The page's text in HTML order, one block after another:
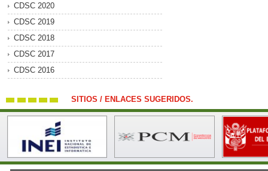
CDSC 2020
CDSC 2019
CDSC 2018
CDSC 2017
CDSC 2016
SITIOS / ENLACES SUGERIDOS.